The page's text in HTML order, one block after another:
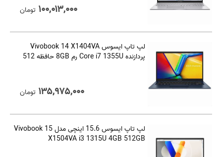
۱۰۰,۰۱۳,۰۰۰ تومان
لپ تاپ ایسوس Vivobook 14 X1404VA
پردازنده Core i7 1355U رم 8GB حافظه 512
۱۳۵,۹۷۵,۰۰۰ تومان
لپ تاپ ایسوس 15.6 اینچی مدل Vivobook 15
X1504VA i3 1315U 4GB 512GB